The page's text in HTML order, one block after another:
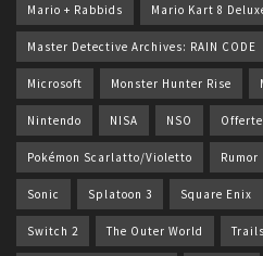
Mario + Rabbids Mario Kart 8
Master Detective Archives: RAIN CODE
Microsoft Monster Hunter Rise
Nintendo NISA NSO Offerte
Pokémon Scarlatto/Violetto Rumor
Sonic Splatoon 3 Square Enix
Switch 2 The Outer World Trails